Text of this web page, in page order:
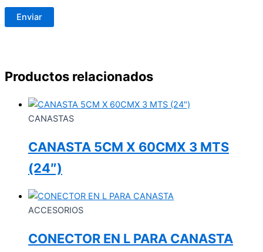
Productos relacionados
CANASTAS
CANASTA 5CM X 60CMX 3 MTS
(24″)
ACCESORIOS
CONECTOR EN L PARA CANASTA